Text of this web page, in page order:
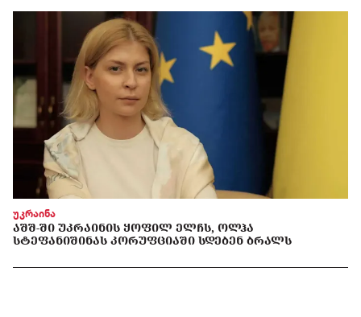
უკრაინა
ᲐᲨᲨ-ᲨᲘ ᲣᲙᲠᲐᲘᲜᲘᲡ ᲧᲝᲤᲘᲚ ᲔᲚᲩᲡ, ᲝᲚᲰᲐ
ᲡᲢᲔᲤᲐᲜᲘᲨᲘᲜᲐᲡ ᲙᲝᲠᲣᲤᲪᲘᲐᲨᲘ ᲡᲓᲔᲑᲔᲜ ᲑᲠᲐᲚᲡ